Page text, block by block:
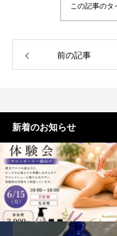
この記事のタ
前の記事
新着のお知らせ